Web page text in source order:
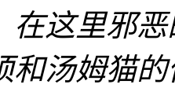
在这里邪
和汤姆猫